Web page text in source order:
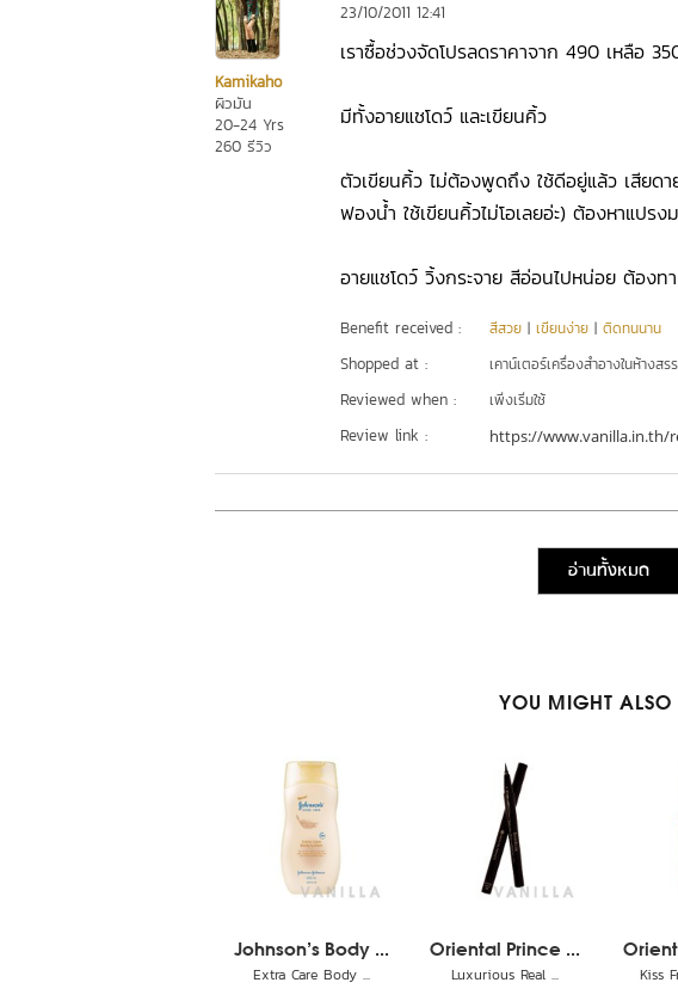
Kamikaho
ผิวมัน
20-24 Yrs
260 รีวิว
23/10/2011 12:41
เราซื้อช่วงจัดโปรลดราคาจาก 490 เหลือ
มีทั้งอายแชโดว์ และเขียนคิ้ว
ตัวเขียนคิ้ว ไม่ต้องพูดถึง ใช้ดีอยู่แล้ว เสียด
ฟองน้ำ ใช้เขียนคิ้วไม่โอเลยอ่ะ) ต้องหาแปรง
อายแชโดว์ วิ้งกระจาย สีอ่อนไปหน่อย ต้องท
Benefit received : สีสวย | เขียนง่าย | ติดทนนาน
Shopped at : เคาน์เตอร์เครื่องสำอางในห้างส
Reviewed when : เพิ่งเริ่มใช้
Review link : https://www.vanilla.in.th/
อ่านทั้งหมด
YOU MIGHT ALSO
Johnson's Body ...
Extra Care Body ...
Oriental Prince ...
Luxurious Real ... Kiss